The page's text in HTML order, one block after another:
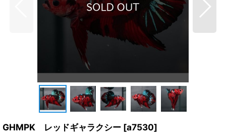
GHMPK レッドギャラクシー [a7530]